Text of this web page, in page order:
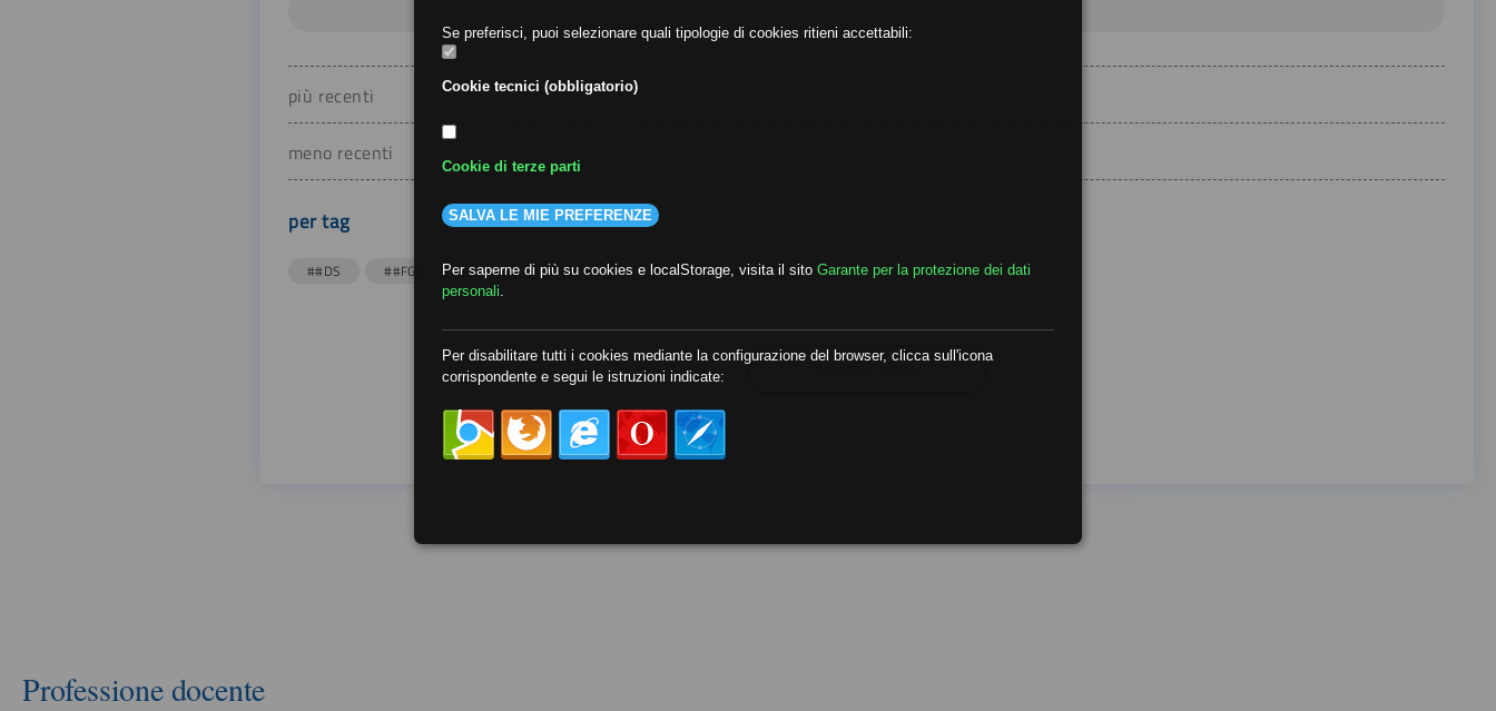
più recenti
meno recenti
per tag
##DS ##FGU ##Gilda ##audoizioni ##autonomia
MOSTRA TUTTI
Professione docente
Se preferisci, puoi selezionare quali tipologie di cookies ritieni accettabili:
Cookie tecnici (obbligatorio)
Cookie di terze parti
SALVA LE MIE PREFERENZE
Per saperne di più su cookies e localStorage, visita il sito Garante per la protezione dei dati
personali
Per disabilitare tutti i cookies mediante la configurazione del browser, clicca sull'icona
corrispondente e segui le istruzioni indicate: